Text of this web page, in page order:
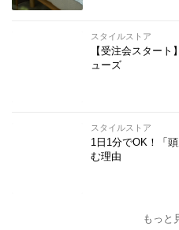
スタイルストア
【受注会スター
ューズ
スタイルストア
1日1分でOK！「
む理由
もっと